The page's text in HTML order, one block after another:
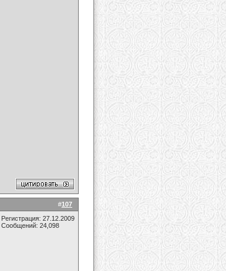
#107
Регистрация: 27.12.2009
Сообщений: 24,098